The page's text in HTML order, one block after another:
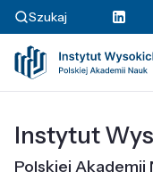
Szukaj
Instytut
Polskiej Akademii